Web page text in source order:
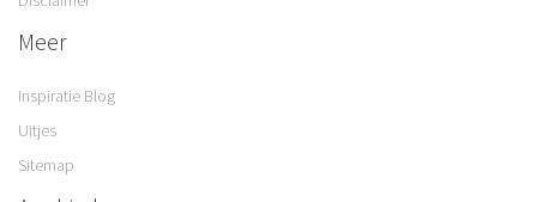
Meer
Inspiratie Blog
Uitjes
Sitemap